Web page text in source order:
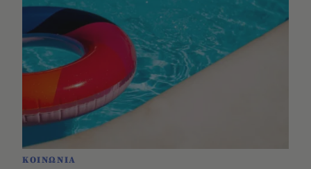
ΚΟΙΝΩΝΙΑ